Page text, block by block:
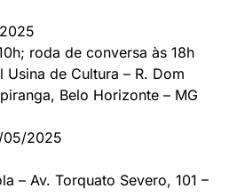
roda de conversa às 18h
de Cultura – R. Dom
Belo Horizonte – MG
05/2025
– Av. Torquato Severo, 101 –